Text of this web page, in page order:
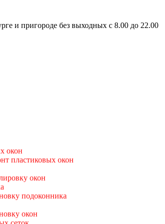
и пригороде без выходных с 8.00 до 22.00
окон
пластиковых окон
окон
подоконника
окон